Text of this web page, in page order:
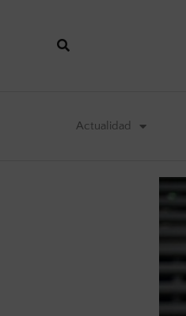
Actualidad